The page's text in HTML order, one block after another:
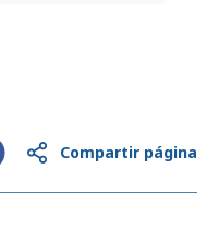
Compartir página